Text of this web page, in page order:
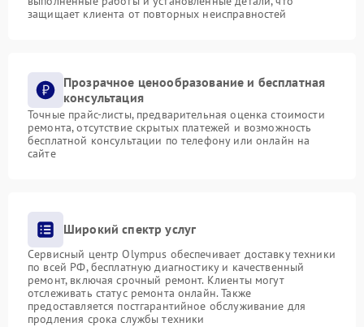
защищает клиента от повторных неисправностей
Прозрачное ценообразование и бесплатная
консультация
Точные прайс-листы, предварительная оценка стоимости
ремонта, отсутствие скрытых платежей и возможность
бесплатной консультации по телефону или онлайн на
сайте
Широкий спектр услуг
Сервисный центр Olympus обеспечивает доставку техники
по всей РФ, бесплатную диагностику и качественный
ремонт, включая срочный ремонт. Клиенты могут
отслеживать статус ремонта онлайн. Также
предоставляется постгарантийное обслуживание для
продления срока службы техники